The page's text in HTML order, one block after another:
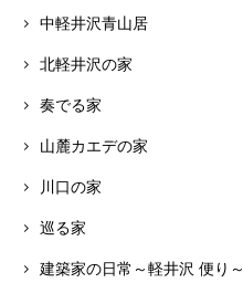
中軽井沢青山居
北軽井沢の家
奏でる家
山麓カエデの家
川口の家
巡る家
建築家の日常～軽井沢 便り～